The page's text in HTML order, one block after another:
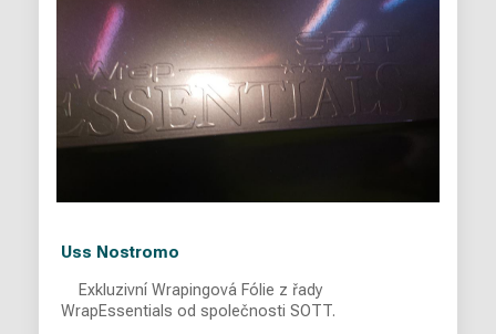
Uss Nostromo
WrapEssentials od společnosti SOTT.